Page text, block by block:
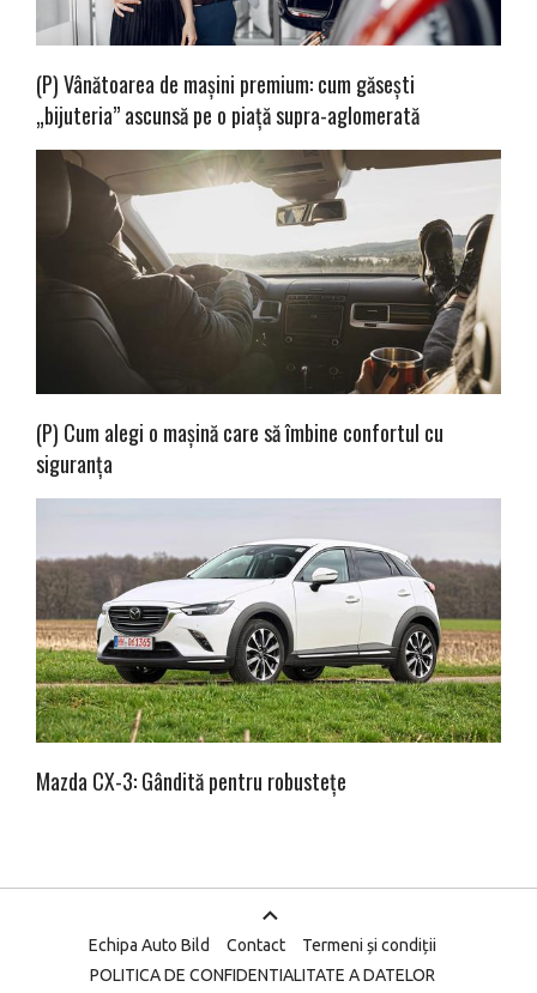
(P) Vânătoarea de mașini premium: cum găsești
„bijuteria” ascunsă pe o piață supra-aglomerată
(P) Cum alegi o mașină care să îmbine confortul cu
siguranța
Mazda CX-3: Gândită pentru robustețe
Echipa Auto Bild Contact
Termeni și condiții
POLITICA DE CONFIDENTIALITATE A DATELOR